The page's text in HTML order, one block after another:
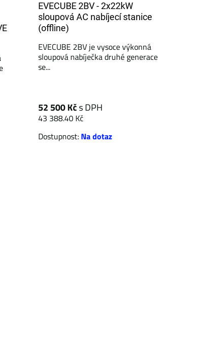
EVECUBE 2BV - 2x22kW
sloupová AC nabíjecí stanice
(offline)
EVECUBE 2BV je vysoce výkonná
sloupová nabíječka druhé generace
se...
52 500 Kčs DPH
43 388.40 Kč
Dostupnost: Na dotaz